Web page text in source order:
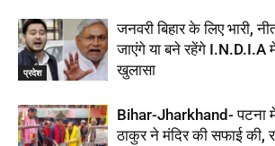
प्रदेश
जनवरी बिहार के लिए भारी,
जाएंगे या बने रहेंगे I.N.D.I.A
खुलासा
Bihar-Jharkhand- पटना
ठाकुर ने मंदिर की सफाई की,